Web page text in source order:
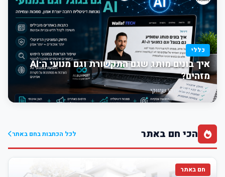
כללי
איך בונים מותג שגם התקשורת וגם מנועי ה־AI
מזהים?
12:13 תוכן שיווקי
הכי חם באתר לכל הכתבות בחם באתר
חם באתר